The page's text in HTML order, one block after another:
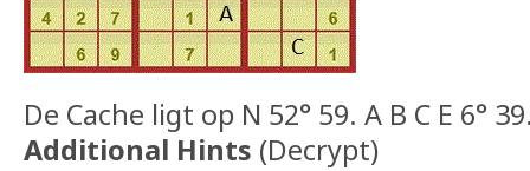
De Cache ligt op N 52° 59. A B C E 6°
Additional Hints (Decrypt)